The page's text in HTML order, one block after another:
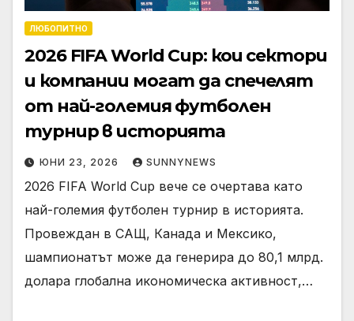
ЛЮБОПИТНО
2026 FIFA World Cup: кои сектори
и компании могат да спечелят
от най-големия футболен
турнир в историята
ЮНИ 23, 2026 SUNNYNEWS
2026 FIFA World Cup вече се очертава като
най-големия футболен турнир в историята.
Провеждан в САЩ, Канада и Мексико,
шампионатът може да генерира до 80,1 млрд.
долара глобална икономическа активност,…